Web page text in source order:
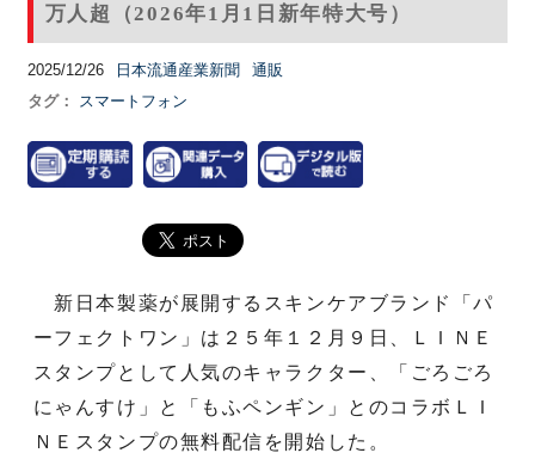
万人超（2026年1月1日新年特大号）
2025/12/26 日本流通産業新聞
通販
タグ：
スマートフォン
新日本製薬が展開するスキンケアブランド「パ
ーフェクトワン」は２５年１２月９日、ＬＩＮＥ
スタンプとして人気のキャラクター、「ごろごろ
にゃんすけ」と「もふペンギン」とのコラボＬＩ
ＮＥスタンプの無料配信を開始した。